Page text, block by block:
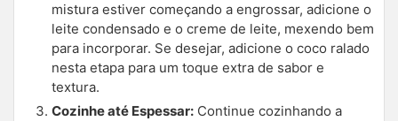
mistura estiver começando a engrossar, adicione o
leite condensado e o creme de leite, mexendo bem
para incorporar. Se desejar, adicione o coco ralado
nesta etapa para um toque extra de sabor e
textura.
Cozinhe até Espessar: Continue cozinhando a